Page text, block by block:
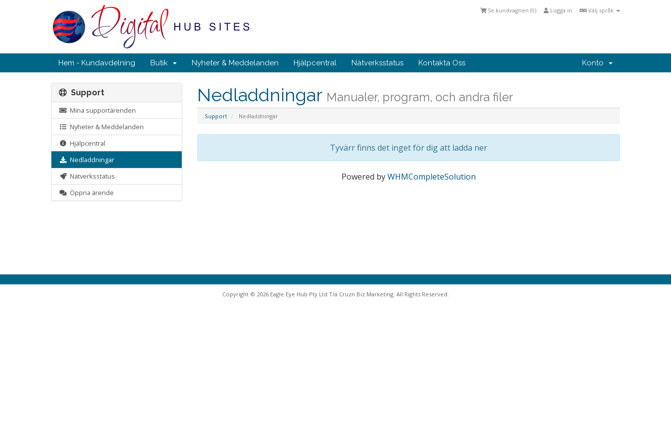
Välj språk
Logga in
Se kundvagnen (0)
Hem - Kundavdelning Butik Nyheter & Meddelanden Hjälpcentral Nätverksstatus Kontakta Oss Konto
Nedladdningar Manualer, program, och andra filer
Support Nedladdningar
Tyvärr finns det inget för dig att ladda ner
Powered byWHMCompleteSolution
Support
Mina supportärenden
Nyheter & Meddelanden
Hjälpcentral
Nedladdningar
Nätverksstatus
Öppna ärende
Copyright © 2026 Eagle Eye Hub Pty Ltd T/a Cruzn Biz Marketing. All Rights Reserved.